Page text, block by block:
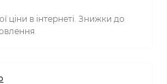
ціни в інтернеті. Знижки до